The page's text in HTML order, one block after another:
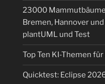
23000
Bremen, Hannover
plantUML und Test
Top Ten KI-Themen
Quicktest: Eclipse